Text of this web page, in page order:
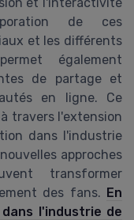
de ces
et les différents
également
de partage et
en ligne. Ce
travers l'extension
dans l'industrie
approches
transformer
des fans. En
l'industrie de